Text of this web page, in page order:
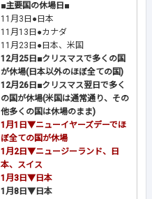
■主要国の休場日■
11月3日●日本
11月13日●カナダ
11月23日●日本、米国
12月25日■クリスマスで多くの国
が休場(日本以外のほぼ全ての国)
12月26日■クリスマス翌日で多く
の国が休場(米国は通常通り、その
他多くの国は休場のまま)
1月1日▼ニューイヤーズデーでほ
ぼ全ての国が休場
1月2日▼ニュージーランド、日
本、スイス
1月3日▼日本
1月8日▼日本